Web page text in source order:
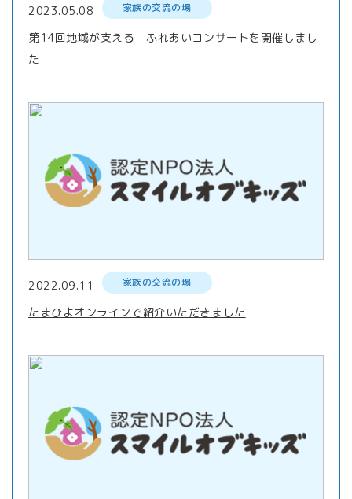
2023.05.08 家族の交流の場
第14回地域が支える ふれあいコンサートを開催しまし
た
2022.09.11 家族の交流の場
たまひよオンラインで紹介いただきました